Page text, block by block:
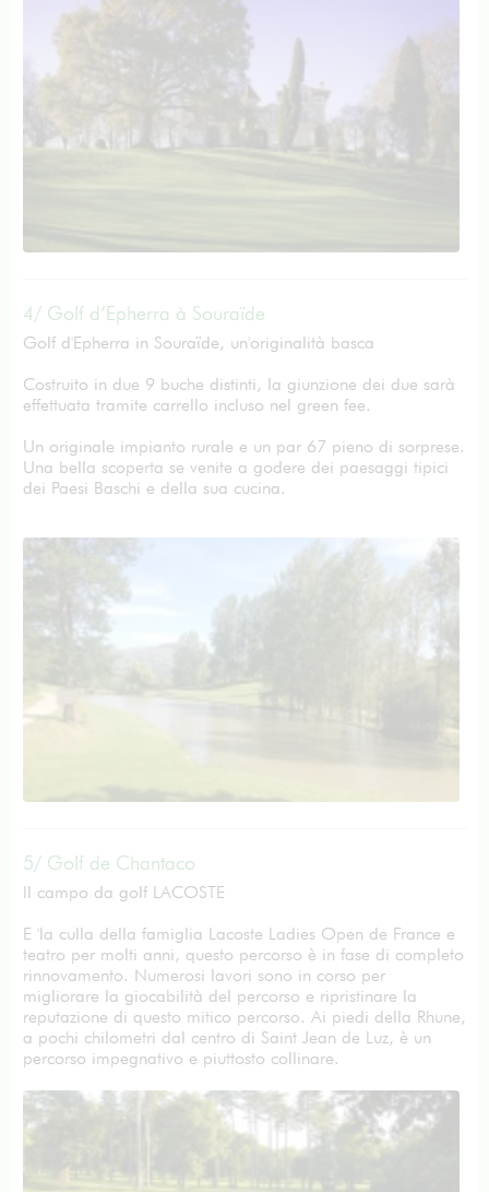
4/ Golf d’Epherra à Souraïde
Golf d'Epherra in Souraïde, un'originalità basca
Costruito in due 9 buche distinti, la giunzione dei due sarà
effettuata tramite carrello incluso nel green fee.
Un originale impianto rurale e un par 67 pieno di sorprese.
Una bella scoperta se venite a godere dei paesaggi tipici
dei Paesi Baschi e della sua cucina.
5/ Golf de Chantaco
Il campo da golf LACOSTE
E 'la culla della famiglia Lacoste Ladies Open de France e
teatro per molti anni, questo percorso è in fase di completo
rinnovamento. Numerosi lavori sono in corso per
migliorare la giocabilità del percorso e ripristinare la
reputazione di questo mitico percorso. Ai piedi della Rhune,
a pochi chilometri dal centro di Saint Jean de Luz, è un
percorso impegnativo e piuttosto collinare.